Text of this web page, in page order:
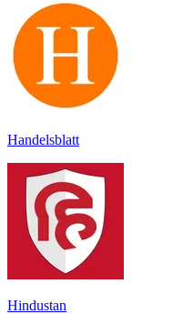
Handelsblatt
Hindustan